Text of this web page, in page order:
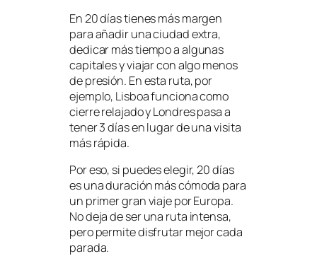
En 20 días tienes más margen
para añadir una ciudad extra,
dedicar más tiempo a algunas
capitales y viajar con algo menos
de presión. En esta ruta, por
ejemplo, Lisboa funciona como
cierre relajado y Londres pasa a
tener 3 días en lugar de una visita
más rápida.
Por eso, si puedes elegir, 20 días
es una duración más cómoda para
un primer gran viaje por Europa.
No deja de ser una ruta intensa,
pero permite disfrutar mejor cada
parada.